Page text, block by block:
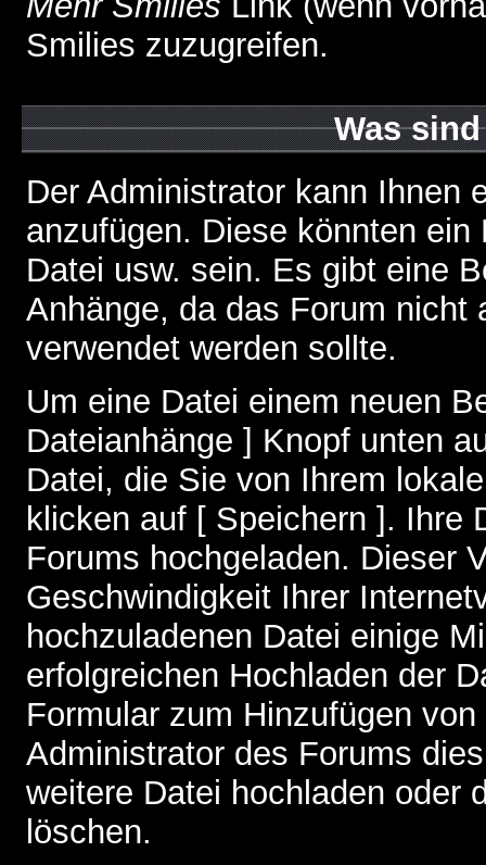
Smilies zuzugreifen.
Was
Der Administrator kann Ihnen
anzufügen. Diese könnten
Datei usw. sein. Es gibt eine
Anhänge, da das Forum nicht
verwendet werden sollte.
Um eine Datei einem neuen
Dateianhänge ] Knopf unten
Datei, die Sie von Ihrem
klicken auf [ Speichern ]. Ihre
Forums hochgeladen. Dieser
Geschwindigkeit Ihrer
hochzuladenen Datei einige
erfolgreichen Hochladen der
Formular zum Hinzufügen
Administrator des Forums
weitere Datei hochladen oder
löschen.